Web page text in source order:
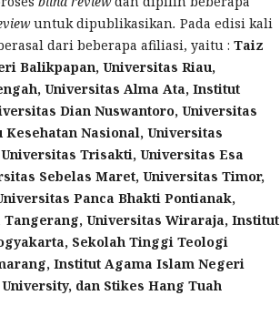
untuk dipublikasikan. Pada edisi kali
dari beberapa afiliasi, yaitu : Taiz
Balikpapan, Universitas Riau,
Universitas Alma Ata, Institut
Dian Nuswantoro, Universitas
Nasional, Universitas
Universitas Trisakti, Universitas Esa
Sebelas Maret, Universitas Timor,
Panca Bhakti Pontianak,
Tangerang, Universitas Wiraraja, Institut
Sekolah Tinggi Teologi
Institut Agama Islam Negeri
dan Stikes Hang Tuah